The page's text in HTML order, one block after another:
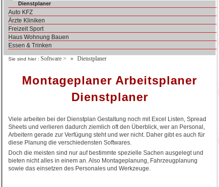
Dienstplaner
Auto KFZ
Ärzte Kliniken
Freizeit Sport
Haus Wohnung Bauen
Essen & Trinken
Sie sind hier : Software > Dienstplaner
Montageplaner Arbeitsplaner
Dienstplaner
Viele arbeiten bei der Dienstplan Gestaltung noch mit Excel Listen, Spread
Sheets und verlieren dadurch ziemlich oft den Überblick, wer an Personal,
Arbeitern gerade zur Verfügung steht und wer nicht. Daher gibt es auch für
diese Planung die verschiedensten Softwares.
Doch die meisten sind nur auf bestimmte spezielle Sachen ausgelegt und
bieten nicht alles in einem an. Also Montageplanung, Fahrzeugplanung
sowie das einsetzen des Personales und Werkzeuge.